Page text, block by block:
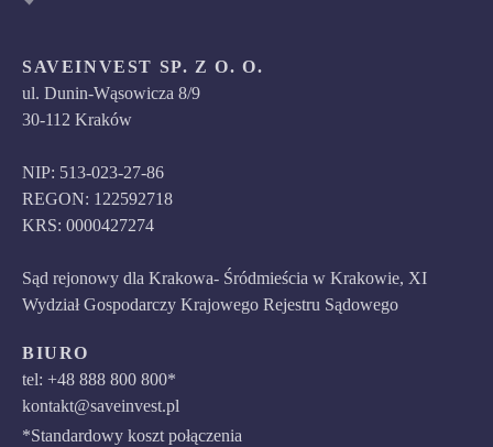
SAVEINVEST SP. Z O. O.
ul. Dunin-Wąsowicza 8/9
30-112 Kraków
NIP: 513-023-27-86
REGON: 122592718
KRS: 0000427274
Sąd rejonowy dla Krakowa- Śródmieścia w Krakowie, XI
Wydział Gospodarczy Krajowego Rejestru Sądowego
BIURO
tel: +48 888 800 800*
kontakt@saveinvest.pl
*Standardowy koszt połączenia